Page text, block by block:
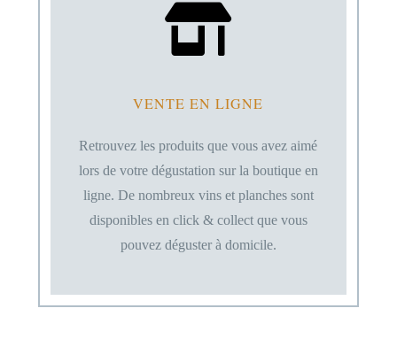

VENTE EN LIGNE
Retrouvez les produits que vous avez aimé
lors de votre dégustation sur la boutique en
ligne. De nombreux vins et planches sont
disponibles en click & collect que vous
pouvez déguster à domicile.